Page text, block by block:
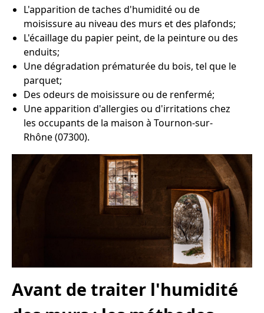
L'apparition de taches d'humidité ou de
moisissure au niveau des murs et des plafonds;
L'écaillage du papier peint, de la peinture ou des
enduits;
Une dégradation prématurée du bois, tel que le
parquet;
Des odeurs de moisissure ou de renfermé;
Une apparition d'allergies ou d'irritations chez
les occupants de la maison à Tournon-sur-
Rhône (07300).
Avant de traiter l'humidité